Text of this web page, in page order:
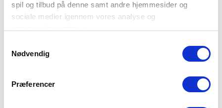
spil og tilbud på denne samt andre hjemmesider og
sociale medier igennem vores analyse og
Du kan læse mere om vores brug af cookies under
"Detaljer" eller ved at klikke videre til vores Cookiepolitik,
Nødvendig
Præferencer